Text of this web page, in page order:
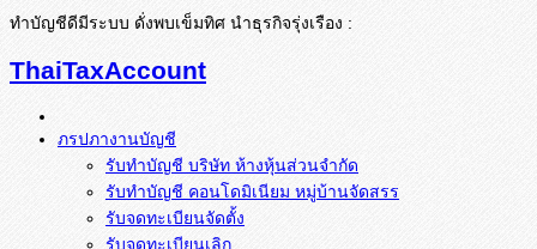
ทำบัญชีดีมีระบบ ดั่งพบเข็มทิศ นำธุรกิจรุ่งเรือง :
ThaiTaxAccount
ภรปภางานบัญชี
รับทำบัญชี บริษัท ห้างหุ้นส่วนจำกัด
รับทำบัญชี คอนโดมิเนียม หมู่บ้านจัดสรร
รับจดทะเบียนจัดตั้ง
รับจดทะเบียนเลิก